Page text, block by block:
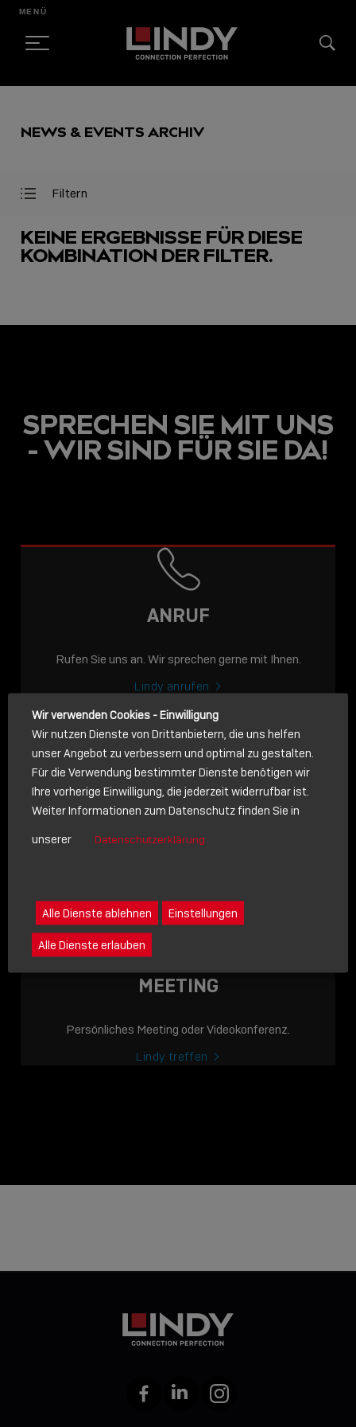
CONTENT
MENÜ
NEWS & EVENTS ARCHIV
Filter
Filter
Filtern
USB-C ÜBER LANGE
DISTANZEN: AKTIVE
USB-C-KABEL FÜR
STABILE 10 GBIT/S BIS
LINDY ACADEMY
JETZT ONLINE
VERFÜGBAR: DIE
LINDY ACADEMY –
WISSEN, DAS
KEINE ERGEBNISSE FÜR DIESE
KOMBINATION DER FILTER.
SPRECHEN SIE MIT UNS
- WIR SIND FÜR SIE DA!
ANRUF
Rufen Sie uns an. Wir sprechen gerne mit Ihnen.
Lindy anrufen
NACHRICHT
Schreiben Sie lieber? Dann schicken Sie uns gerne eine
MEETING
Persönliches Meeting oder Videokonferenz.
Lindy treffen
FacebookLinkedIn Instagram
Wir verwenden Cookies - Einwilligung
Wir nutzen Dienste von Drittanbietern, die uns helfen
unser Angebot zu verbessern und optimal zu gestalten.
Für die Verwendung bestimmter Dienste benötigen wir
Ihre vorherige Einwilligung, die jederzeit widerrufbar ist.
Weiter Informationen zum Datenschutz finden Sie in
unserer
Datenschutzerklärung
Alle Dienste ablehnen Einstellungen
Alle Dienste erlauben